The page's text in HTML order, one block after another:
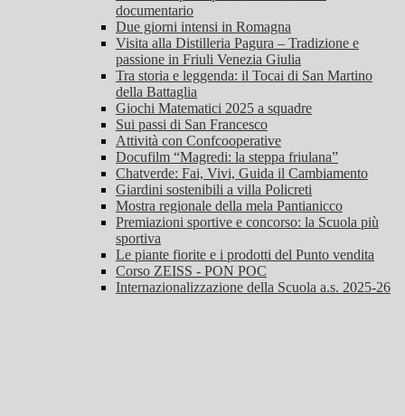
documentario
Due giorni intensi in Romagna
Visita alla Distilleria Pagura – Tradizione e
passione in Friuli Venezia Giulia
Tra storia e leggenda: il Tocai di San Martino
della Battaglia
Giochi Matematici 2025 a squadre
Sui passi di San Francesco
Attività con Confcooperative
Docufilm “Magredi: la steppa friulana”
Chatverde: Fai, Vivi, Guida il Cambiamento
Giardini sostenibili a villa Policreti
Mostra regionale della mela Pantianicco
Premiazioni sportive e concorso: la Scuola più
sportiva
Le piante fiorite e i prodotti del Punto vendita
Corso ZEISS - PON POC
Internazionalizzazione della Scuola a.s. 2025-26